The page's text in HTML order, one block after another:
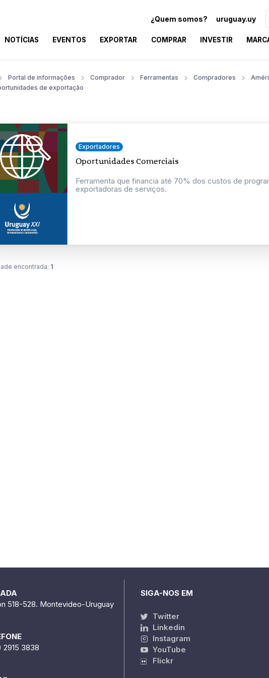
¿Quem somos? uruguay.uy
NOTÍCIAS EVENTOS EXPORTAR COMPRAR INVESTIR
Portal de informações Comprador Ferramentas Compradores
de exportação
Exportadores
Oportunidades Comerciais
Ferramenta que financia até 70% dos custos de
exportadoras de serviços.
encontrada: 1
518-528. Montevideo-Uruguay
2915 3838
SIGA-NOS EM
Twitter
Linkedin
Instagram
YouTube
Flickr